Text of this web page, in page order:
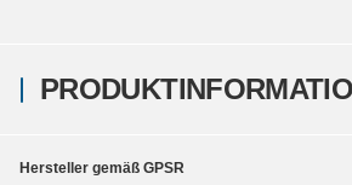
Hersteller gemäß GPSR